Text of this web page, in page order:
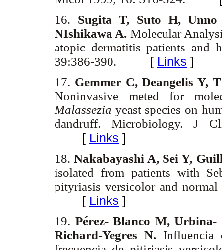
16. Sugita T, Suto H,
NIshikawa A. Molecular
atopic dermatitis patients and
39:386-390.
[ Links ]
17. Gemmer C, Deangelis Y,
Noninvasive meted for
Malassezia yeast species on
dandruff. Microbiology. J
[ Links ]
18.Nakabayashi A, Sei Y,
isolated from patients with
pityriasis versicolor and
[ Links ]
19. Pérez- Blanco M, Urbina-
Richard-Yegres N. Influencia